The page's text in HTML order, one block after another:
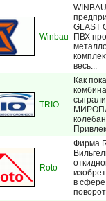
Winbau
GLAST
ПВХ
весь...
TRIO
Как
Roto
Фирма
в сфере